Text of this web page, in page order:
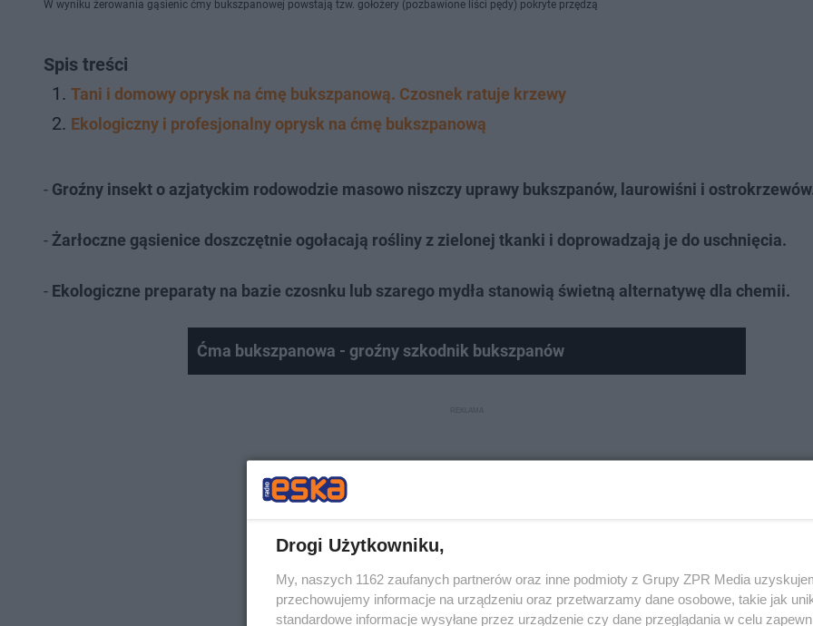
W wyniku żerowania gąsienic ćmy bukszpanowej powstają tzw. gołożery (pozbawione liści pędy) pokryte przędzą
Spis treści
Tani i domowy oprysk na ćmę bukszpanową. Czosnek ratuje krzewy
Ekologiczny i profesjonalny oprysk na ćmę bukszpanową
- Groźny insekt o azjatyckim rodowodzie masowo niszczy uprawy bukszpanów, laurowiśni i
- Żarłoczne gąsienice doszczętnie ogołacają rośliny z zielonej tkanki i doprowadzają je do uschnięcia.
- Ekologiczne preparaty na bazie czosnku lub szarego mydła stanowią świetną alternatywę dla chemii.
Ćma bukszpanowa - groźny szkodnik bukszpanów
Drogi Użytkowniku,
My, naszych 1162 zaufanych partnerów oraz inne podmioty z Grupy ZPR Media
przechowujemy informacje na urządzeniu oraz przetwarzamy dane osobowe, takie jak
standardowe informacje wysyłane przez urządzenie czy dane przeglądania w celu